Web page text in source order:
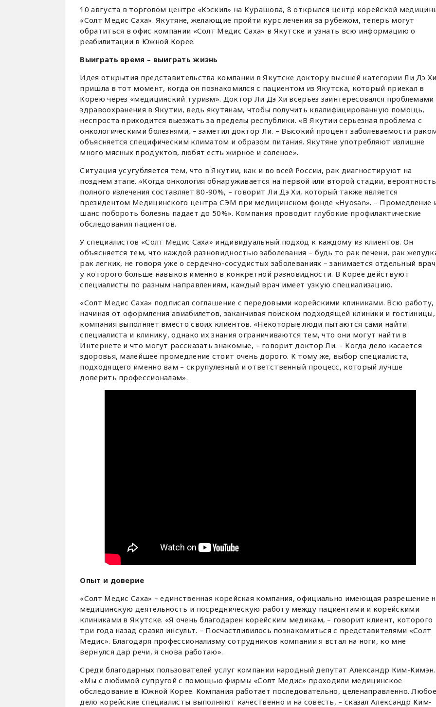
10 августа в торговом центре «Кэскил» на Курашова, 8 открылся центр корейской
«Солт Медис Саха». Якутяне, желающие пройти курс лечения за рубежом, теперь могут
обратиться в офис компании «Солт Медис Саха» в Якутске и узнать всю информацию о
реабилитации в Южной Корее.
Выиграть время – выиграть жизнь
Идея открытия представительства компании в Якутске доктору высшей категории Ли Дэ
пришла в тот момент, когда он познакомился с пациентом из Якутска, который приехал в
Корею через «медицинский туризм». Доктор Ли Дэ Хи всерьез заинтересовался проблемами
здравоохранения в Якутии, ведь якутянам, чтобы получить квалифицированную помощь,
неспроста приходится выезжать за пределы республики. «В Якутии серьезная проблема с
онкологическими болезнями, – заметил доктор Ли. – Высокий процент заболеваемости
объясняется специфическим климатом и образом питания. Якутяне употребляют излишне
много мясных продуктов, любят есть жирное и соленое».
Ситуация усугубляется тем, что в Якутии, как и во всей России, рак диагностируют на
позднем этапе. «Когда онкология обнаруживается на первой или второй стадии, вероятность
полного излечения составляет 80-90%, – говорит Ли Дэ Хи, который также является
президентом Медицинского центра СЭМ при медицинском фонде «Hyosan». – Промедление
шанс побороть болезнь падает до 50%». Компания проводит глубокие профилактические
обследования пациентов.
У специалистов «Солт Медис Саха» индивидуальный подход к каждому из клиентов. Он
объясняется тем, что каждой разновидностью заболевания – будь то рак печени, рак
рак легких, не говоря уже о сердечно-сосудистых заболеваниях – занимается отдельный
у которого больше навыков именно в конкретной разновидности. В Корее действуют
специалисты по разным направлениям, каждый врач имеет узкую специализацию.
«Солт Медис Саха» подписал соглашение с передовыми корейскими клиниками. Всю работу,
начиная от оформления авиабилетов, заканчивая поиском подходящей клиники и гостиницы,
компания выполняет вместо своих клиентов. «Некоторые люди пытаются сами найти
специалиста и клинику, однако их знания ограничиваются тем, что они могут найти в
Интернете и что могут рассказать знакомые, – говорит доктор Ли. – Когда дело касается
здоровья, малейшее промедление стоит очень дорого. К тому же, выбор специалиста,
подходящего именно вам – скрупулезный и ответственный процесс, который лучше
доверить профессионалам».
Опыт и доверие
«Солт Медис Саха» – единственная корейская компания, официально имеющая разрешение
медицинскую деятельность и посредническую работу между пациентами и корейскими
клиниками в Якутске. «Я очень благодарен корейским медикам, – говорит клиент, которого
три года назад сразил инсульт. – Посчастливилось познакомиться с представителями «Солт
Медис». Благодаря профессионализму сотрудников компании я встал на ноги, ко мне
вернулся дар речи, я снова работаю».
Среди благодарных пользователей услуг компании народный депутат Александр Ким-Кимэн.
«Мы с любимой супругой с помощью фирмы «Солт Медис» проходили медицинское
обследование в Южной Корее. Компания работает последовательно, целенаправленно. Любое
дело корейские специалисты выполняют качественно и на совесть, – сказал Александр Ким-